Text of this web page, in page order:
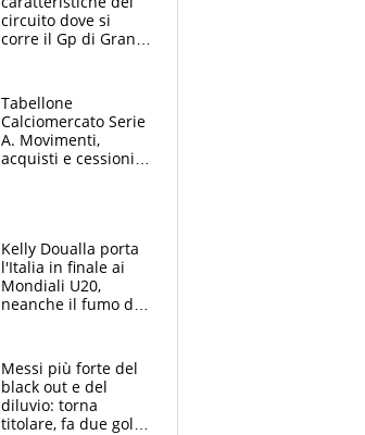
circuito dove si
corre il Gp di Gran
Tabellone
Calciomercato Serie
A. Movimenti,
acquisti e cessioni:
Kelly Doualla porta
l'Italia in finale ai
Mondiali U20,
neanche il fumo di
Messi più forte del
black out e del
diluvio: torna
titolare, fa due gol e